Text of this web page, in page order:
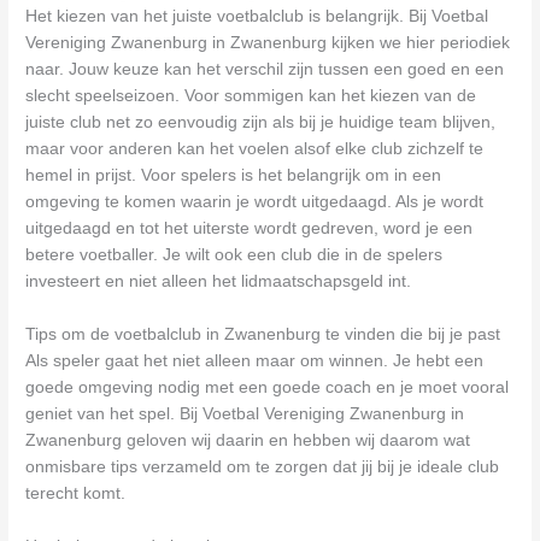
Het kiezen van het juiste voetbalclub is belangrijk. Bij Voetbal
Vereniging Zwanenburg in Zwanenburg kijken we hier periodiek
naar. Jouw keuze kan het verschil zijn tussen een goed en een
slecht speelseizoen. Voor sommigen kan het kiezen van de
juiste club net zo eenvoudig zijn als bij je huidige team blijven,
maar voor anderen kan het voelen alsof elke club zichzelf te
hemel in prijst. Voor spelers is het belangrijk om in een
omgeving te komen waarin je wordt uitgedaagd. Als je wordt
uitgedaagd en tot het uiterste wordt gedreven, word je een
betere voetballer. Je wilt ook een club die in de spelers
investeert en niet alleen het lidmaatschapsgeld int.
Tips om de voetbalclub in Zwanenburg te vinden die bij je past
Als speler gaat het niet alleen maar om winnen. Je hebt een
goede omgeving nodig met een goede coach en je moet vooral
geniet van het spel. Bij Voetbal Vereniging Zwanenburg in
Zwanenburg geloven wij daarin en hebben wij daarom wat
onmisbare tips verzameld om te zorgen dat jij bij je ideale club
terecht komt.